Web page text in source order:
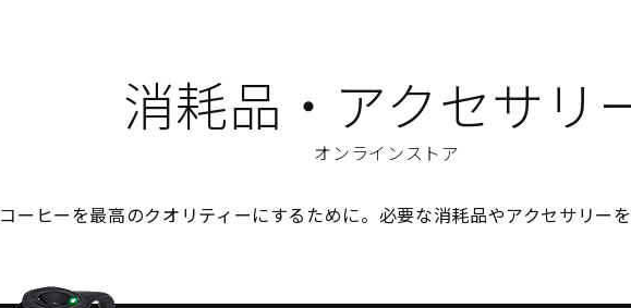
消耗品・アクセサリ
オンラインストア
コーヒーを最高のクオリティーにするために。必要な消耗品やアクセサリー